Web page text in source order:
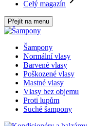
Celý magazín
Přejít na menu
Šampony
Normální vlasy
Barvené vlasy
Poškozené vlasy
Mastné vlasy
Vlasy bez objemu
Proti lupům
Suché šampony